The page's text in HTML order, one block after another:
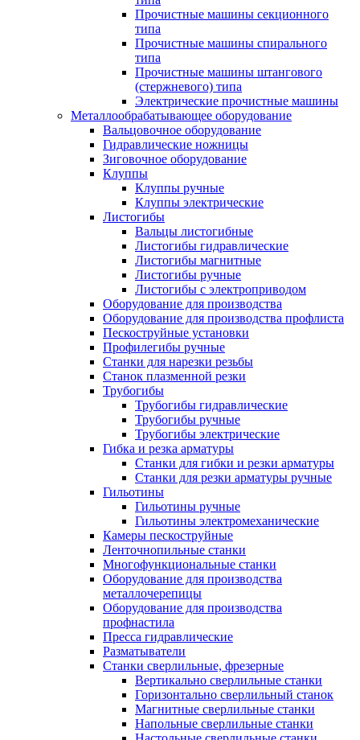
Прочистные машины секционного
типа
Прочистные машины спирального
типа
Прочистные машины штангового
(стержневого) типа
Электрические прочистные машины
Металлообрабатывающее оборудование
Вальцовочное оборудование
Гидравлические ножницы
Зиговочное оборудование
Клуппы
Клуппы ручные
Клуппы электрические
Листогибы
Вальцы листогибные
Листогибы гидравлические
Листогибы магнитные
Листогибы ручные
Листогибы с электроприводом
Оборудование для производства
Оборудование для производства профлиста
Пескоструйные установки
Профилегибы ручные
Станки для нарезки резьбы
Станок плазменной резки
Трубогибы
Трубогибы гидравлические
Трубогибы ручные
Трубогибы электрические
Гибка и резка арматуры
Станки для гибки и резки арматуры
Станки для резки арматуры ручные
Гильотины
Гильотины ручные
Гильотины электромеханические
Камеры пескоструйные
Ленточнопильные станки
Многофункциональные станки
Оборудование для производства
металлочерепицы
Оборудование для производства
профнастила
Пресса гидравлические
Разматыватели
Станки сверлильные, фрезерные
Вертикально сверлильные станки
Горизонтально сверлильный станок
Магнитные сверлильные станки
Напольные сверлильные станки